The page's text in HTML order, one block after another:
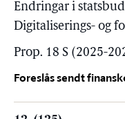
Endringar i
Digitaliserings- og
Prop. 18 S (2025-
Foreslås sendt